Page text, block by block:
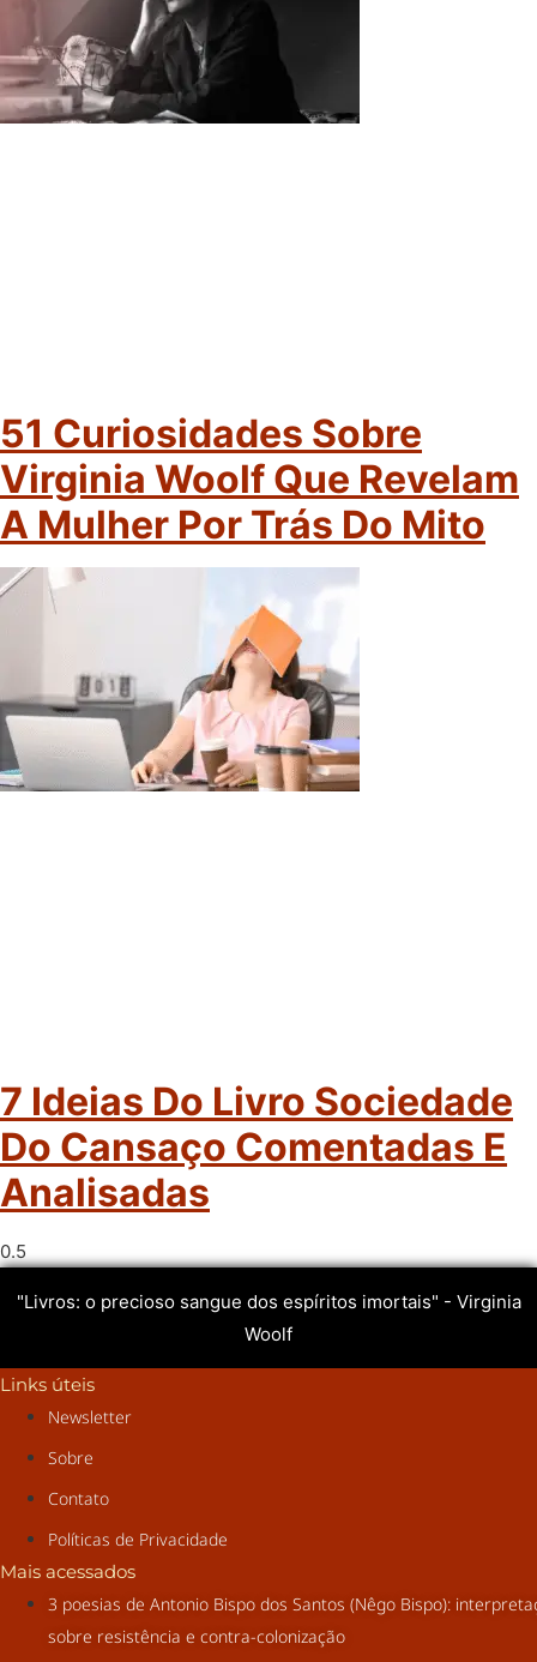
51 Curiosidades Sobre
Virginia Woolf Que Revelam
A Mulher Por Trás Do Mito
7 Ideias Do Livro Sociedade
Do Cansaço Comentadas E
Analisadas
"Livros: o precioso sangue dos espíritos imortais" - Virginia
Woolf
Links úteis
Newsletter
Sobre
Contato
Políticas de Privacidade
Mais acessados
3 poesias de Antonio Bispo dos Santos (Nêgo Bispo):
sobre resistência e contra-colonização